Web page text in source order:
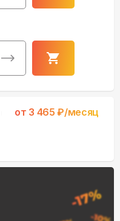
от 3 465 ₽/месяц